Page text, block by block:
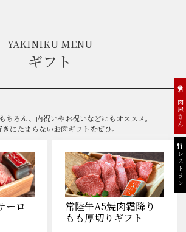
YAKINIKU MENU
ギフト
ちろん、内祝いやお祝いなどにもオススメ。
きにたまらないお肉ギフトをぜひ。
ーロ
常陸牛A5焼肉霜降り
もも厚切りギフト
お肉屋さん
レストラン